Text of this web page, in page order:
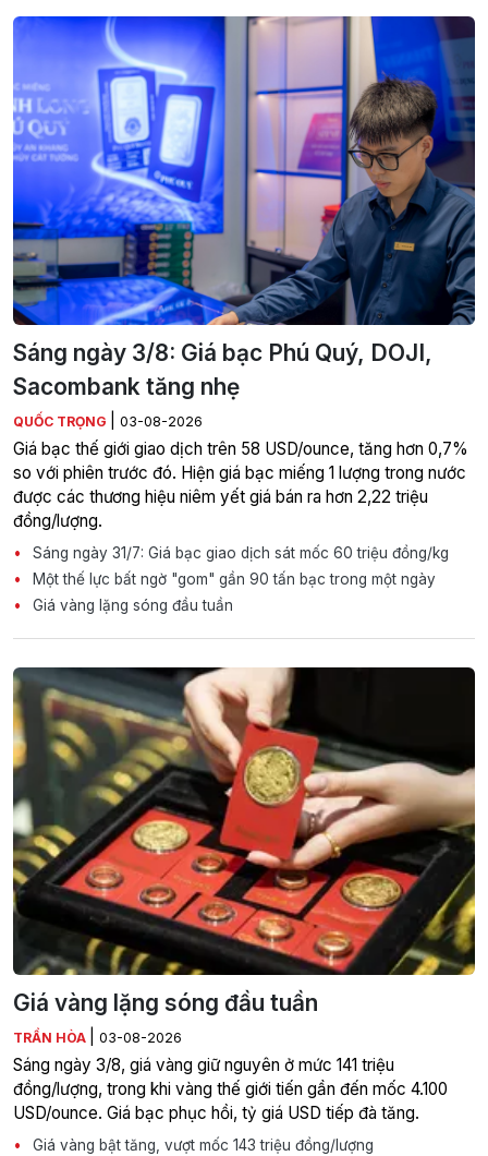
Sáng ngày 3/8: Giá bạc Phú Quý, DOJI,
Sacombank tăng nhẹ
QUỐC TRỌNG 03-08-2026
Giá bạc thế giới giao dịch trên 58 USD/ounce, tăng hơn 0,7%
so với phiên trước đó. Hiện giá bạc miếng 1 lượng trong nước
được các thương hiệu niêm yết giá bán ra hơn 2,22 triệu
đồng/lượng.
Sáng ngày 31/7: Giá bạc giao dịch sát mốc 60 triệu đồng/kg
Một thế lực bất ngờ "gom" gần 90 tấn bạc trong một ngày
Giá vàng lặng sóng đầu tuần
Giá vàng lặng sóng đầu tuần
TRẦN HÒA 03-08-2026
Sáng ngày 3/8, giá vàng giữ nguyên ở mức 141 triệu
đồng/lượng, trong khi vàng thế giới tiến gần đến mốc 4.100
USD/ounce. Giá bạc phục hồi, tỷ giá USD tiếp đà tăng.
Giá vàng bật tăng, vượt mốc 143 triệu đồng/lượng